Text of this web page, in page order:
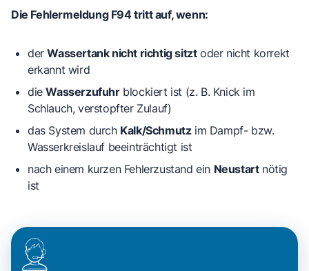
Die Fehlermeldung F94 tritt auf, wenn:
derWassertank nicht richtig sitztoder nicht korrekt
erkannt wird
dieWasserzufuhrblockiert ist (z. B. Knick im
Schlauch, verstopfter Zulauf)
das System durch Kalk/Schmutzim Dampf- bzw.
Wasserkreislauf beeinträchtigt ist
nach einem kurzen Fehlerzustand ein Neustartnötig
ist